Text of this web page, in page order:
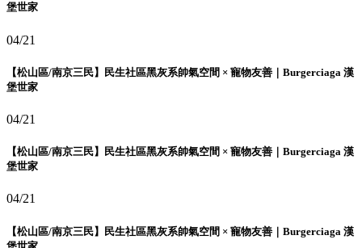
堡世家
04/21
【松山區/南京三民】民生社區黑灰系帥氣空間 × 寵物友善｜Burgerciaga 漢
堡世家
04/21
【松山區/南京三民】民生社區黑灰系帥氣空間 × 寵物友善｜Burgerciaga 漢
堡世家
04/21
【松山區/南京三民】民生社區黑灰系帥氣空間 × 寵物友善｜Burgerciaga 漢